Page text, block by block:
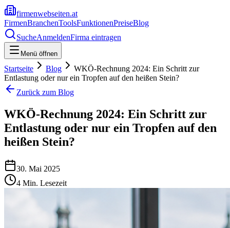
firmenwebseiten.at
FirmenBranchenToolsFunktionenPreiseBlog
SucheAnmeldenFirma eintragen
Menü öffnen
Startseite Blog
WKÖ-Rechnung 2024: Ein Schritt zur
Entlastung oder nur ein Tropfen auf den heißen Stein?
Zurück zum Blog
WKÖ-Rechnung 2024: Ein Schritt zur
Entlastung oder nur ein Tropfen auf den
heißen Stein?
30. Mai 2025
4 Min. Lesezeit